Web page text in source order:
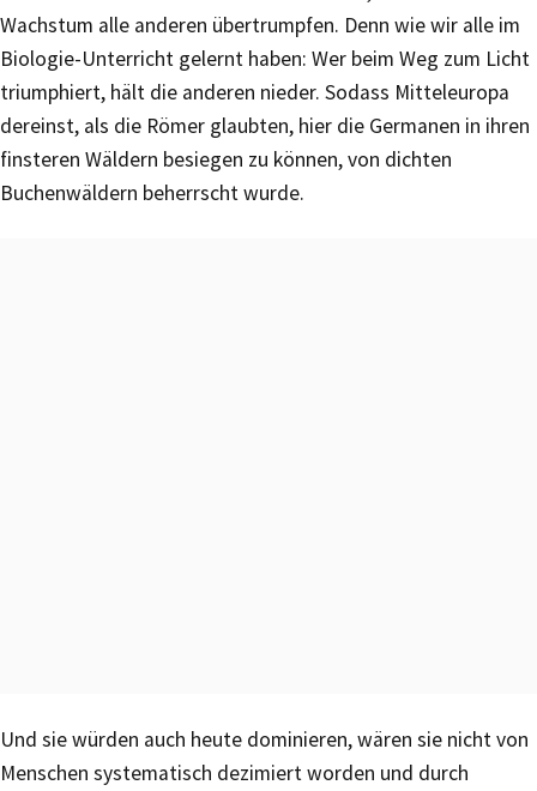
Wachstum alle anderen übertrumpfen. Denn wie wir alle im
Biologie-Unterricht gelernt haben: Wer beim Weg zum Licht
triumphiert, hält die anderen nieder. Sodass Mitteleuropa
dereinst, als die Römer glaubten, hier die Germanen in ihren
finsteren Wäldern besiegen zu können, von dichten
Buchenwäldern beherrscht wurde.
Und sie würden auch heute dominieren, wären sie nicht von
Menschen systematisch dezimiert worden und durch